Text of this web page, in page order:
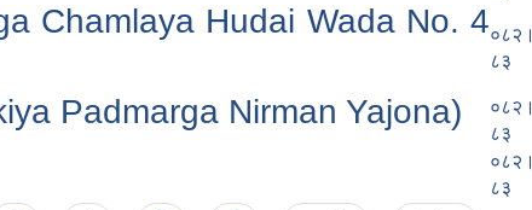
Chamlaya Hudai Wada No. 4०८२।
८३
Padmarga Nirman Yajona)
०८२।
८३
०८२।
८३